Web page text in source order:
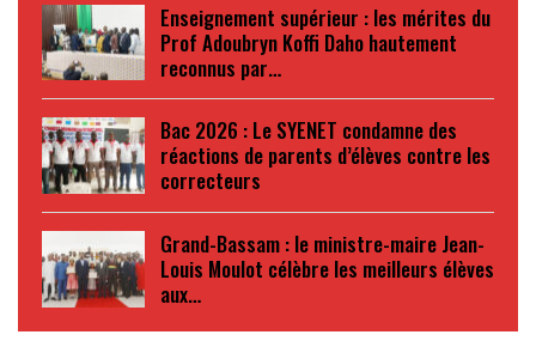
Enseignement supérieur : les mérites du
Prof Adoubryn Koffi Daho hautement
reconnus par…
Bac 2026 : Le SYENET condamne des
réactions de parents d’élèves contre les
correcteurs
Grand-Bassam : le ministre-maire Jean-
Louis Moulot célèbre les meilleurs élèves
aux…